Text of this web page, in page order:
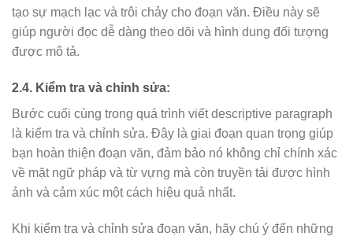
tạo sự mạch lạc và trôi chảy cho đoạn văn. Điều này sẽ
giúp người đọc dễ dàng theo dõi và hình dung đối tượng
được mô tả.
2.4. Kiểm tra và chỉnh sửa:
Bước cuối cùng trong quá trình viết descriptive paragraph
là kiểm tra và chỉnh sửa. Đây là giai đoạn quan trọng giúp
bạn hoàn thiện đoạn văn, đảm bảo nó không chỉ chính xác
về mặt ngữ pháp và từ vựng mà còn truyền tải được hình
ảnh và cảm xúc một cách hiệu quả nhất.
Khi kiểm tra và chỉnh sửa đoạn văn, hãy chú ý đến những